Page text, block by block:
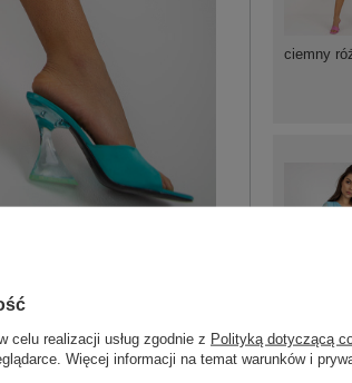
ciemny
jasny
celu realizacji usług zgodnie z Polityką dotyczącą
Więcej informacji na temat warunków i